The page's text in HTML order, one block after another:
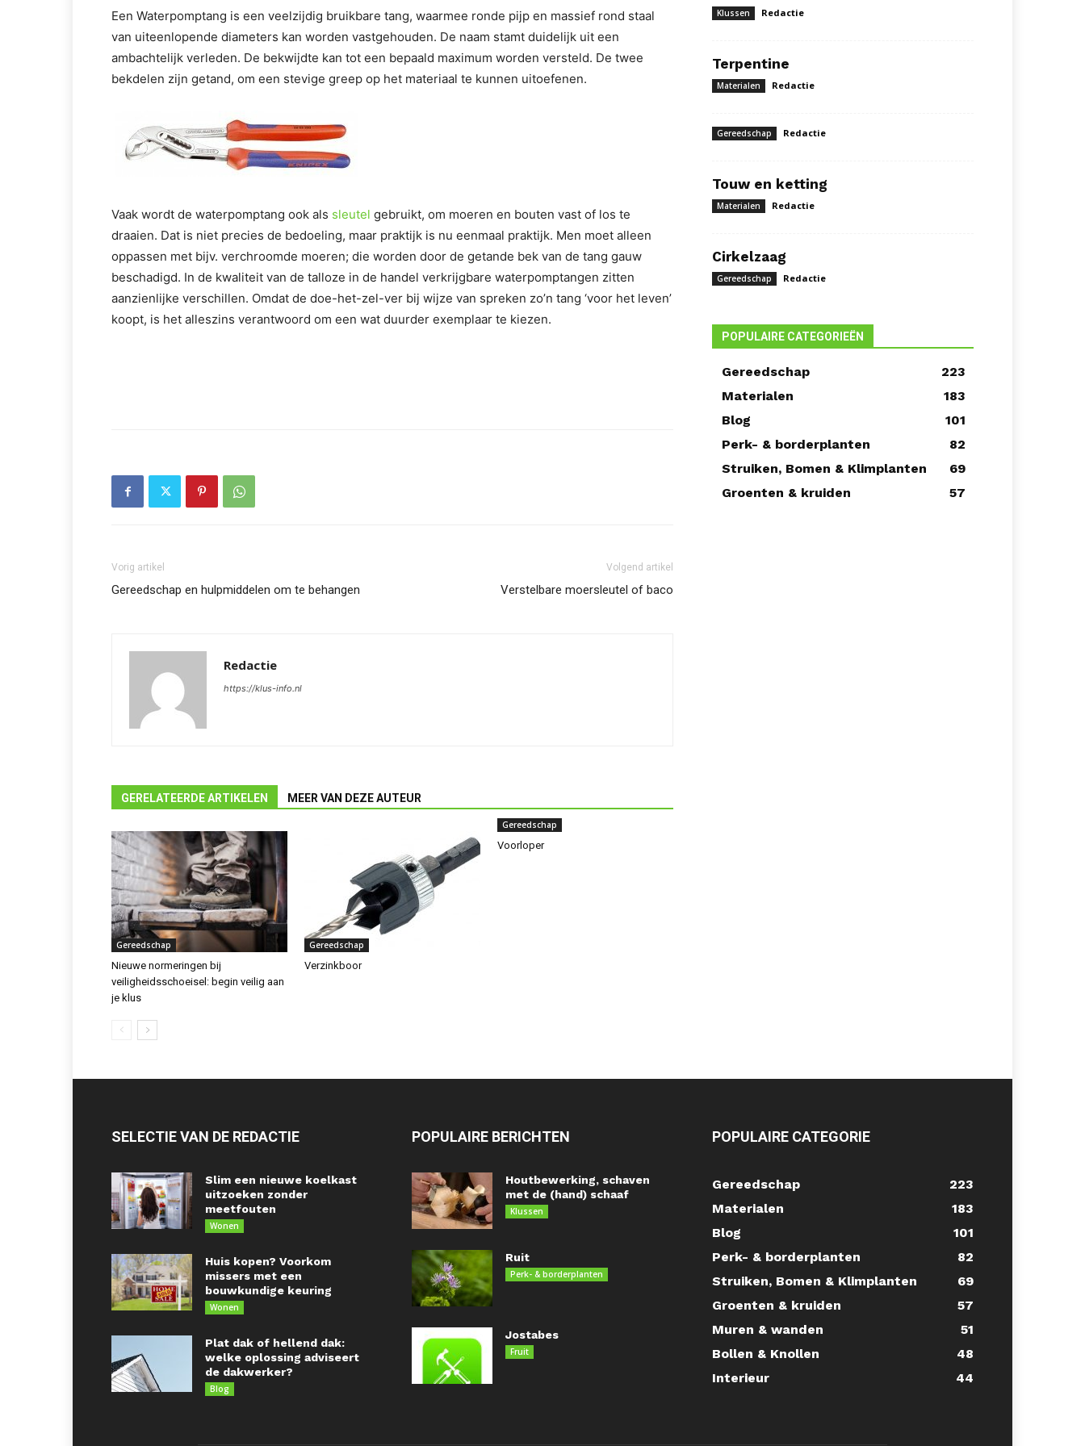
Een Waterpomptang is een veelzijdig bruikbare tang, waarmee ronde pijp en massief rond staal
van uiteenlopende diameters kan worden vastgehouden. De naam stamt duidelijk uit een
ambachtelijk verleden. De bekwijdte kan tot een bepaald maximum worden versteld. De twee
bekdelen zijn getand, om een stevige greep op het materiaal te kunnen uitoefenen.
Vaak wordt de waterpomptang ook als sleutel gebruikt, om moeren en bouten vast of los te
draaien. Dat is niet precies de bedoeling, maar praktijk is nu eenmaal praktijk. Men moet alleen
oppassen met bijv. verchroomde moeren; die worden door de getande bek van de tang gauw
beschadigd. In de kwaliteit van de talloze in de handel verkrijgbare waterpomptangen zitten
aanzienlijke verschillen. Omdat de doe-het-zel-ver bij wijze van spreken zo’n tang ‘voor het leven’
koopt, is het alleszins verantwoord om een wat duurder exemplaar te kiezen.
Vorig artikel
Gereedschap en hulpmiddelen om te behangen
Volgend artikel
Verstelbare moersleutel of baco
Redactie
https://klus-info.nl
GERELATEERDE ARTIKELEN MEER VAN DEZE AUTEUR
Gereedschap
Nieuwe normeringen bij
veiligheidsschoeisel: begin veilig aan
je klus
Gereedschap
Verzinkboor
Gereedschap
Voorloper
Klussen Redactie
Terpentine
Materialen Redactie
Gereedschap Redactie
Touw en ketting
Materialen Redactie
Cirkelzaag
Gereedschap Redactie
POPULAIRE CATEGORIEËN
Gereedschap
223
Materialen
183
Blog
101
Perk- & borderplanten
82
Struiken, Bomen & Klimplanten
69
Groenten & kruiden
57
SELECTIE VAN DE REDACTIE
Slim een nieuwe koelkast
uitzoeken zonder
meetfouten
Wonen
Huis kopen? Voorkom
missers met een
bouwkundige keuring
Wonen
Plat dak of hellend dak:
welke oplossing adviseert
de dakwerker?
Blog
POPULAIRE BERICHTEN
Houtbewerking, schaven
met de (hand) schaaf
Klussen
Ruit
Perk- & borderplanten
Jostabes
Fruit
POPULAIRE CATEGORIE
Gereedschap
223
Materialen
183
Blog
101
Perk- & borderplanten
82
Struiken, Bomen & Klimplanten
69
Groenten & kruiden
57
Muren & wanden
51
Bollen & Knollen
48
Interieur
44